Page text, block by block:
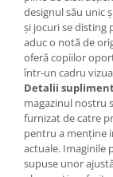
Jocuri educative
Jocuri STEM
Jocuri Magnetice
Jocuri de societate
Jocuri de logica
Jocuri de memorie
Jocuri cu litere
designul său unic
și jocuri se disting
aduc o notă de
oferă copiilor
într-un cadru
Detalii
magazinul nostru
furnizat de catre
pentru a menține
actuale. Imaginile
supuse unor